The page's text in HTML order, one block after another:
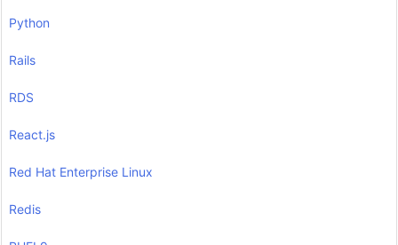
Python
Rails
RDS
React.js
Red Hat Enterprise Linux
Redis